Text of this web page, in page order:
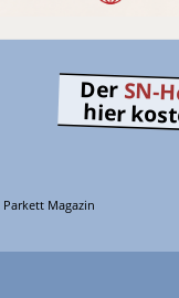
Parkett Magazin
Der SN-
hier